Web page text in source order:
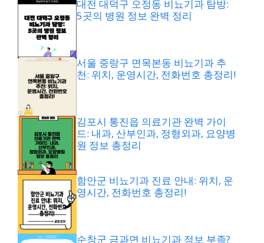
대전 대덕구 오정동 비뇨기과 탐방:
5곳의 병원 정보 완벽 정리
서울 중랑구 면목본동 비뇨기과 추
천: 위치, 운영시간, 전화번호 총정리!
김포시 통진읍 의료기관 완벽 가이
드: 내과, 산부인과, 정형외과, 요양병
원 정보 총정리
함안군 비뇨기과 진료 안내: 위치, 운
영시간, 전화번호 총정리!
순창군 금과면 비뇨기과 정보 부족?